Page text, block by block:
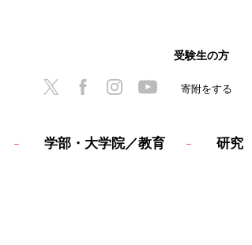
学部・大学院／教育 研究
寄附をする
受験生の方